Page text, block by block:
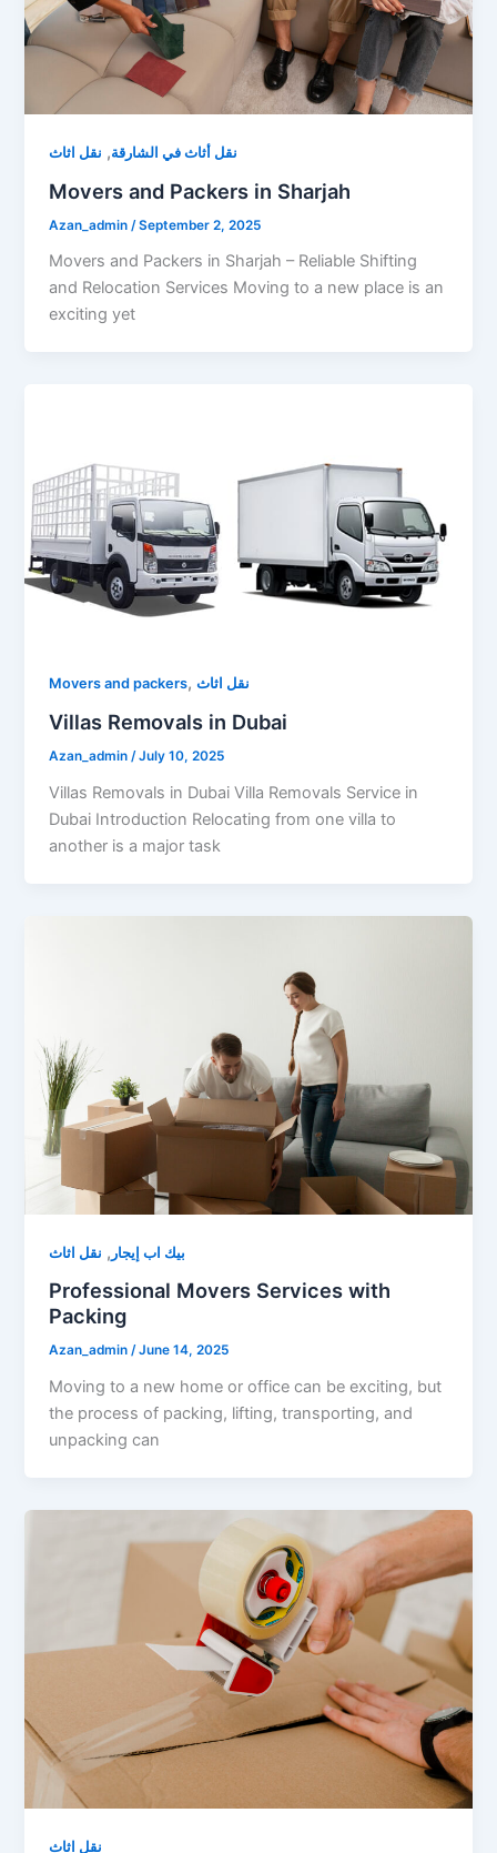
نقل أثاث في الشارقة, نقل اثاث
Movers and Packers in Sharjah
Azan_admin /September 2, 2025
Movers and Packers in Sharjah – Reliable Shifting
and Relocation Services Moving to a new place is an
exciting yet
Movers and packers,نقل اثاث
Villas Removals in Dubai
Azan_admin/July 10, 2025
Villas Removals in Dubai Villa Removals Service in
Dubai Introduction Relocating from one villa to
another is a major task
بيك اب إيجار , نقل اثاث
Professional Movers Services with
Packing
Azan_admin/June 14, 2025
Moving to a new home or office can be exciting, but
the process of packing, lifting, transporting, and
unpacking can
نقل اثاث